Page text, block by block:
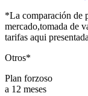
*La comparación de
mercado,tomada de
tarifas aqui
Otros*
Plan forzoso
a 12 meses